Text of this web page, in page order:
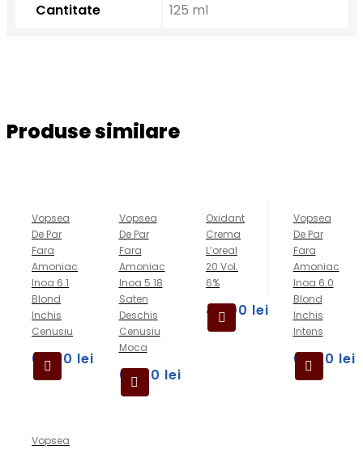
Cantitate 125 ml
Produse similare
Vopsea
De Par
Fara
Amoniac
Inoa 6.1
Blond
Inchis
Cenusiu
69,00 lei
Vopsea
De Par
Fara
Amoniac
Inoa 5.18
Saten
Deschis
Cenusiu
Moca
69,00 lei
Oxidant
Crema
L’oreal
20 Vol.
6%
49,00 lei
Vopsea
De Par
Fara
Amoniac
Inoa 6.0
Blond
Inchis
Intens
69,00 lei
Vopsea